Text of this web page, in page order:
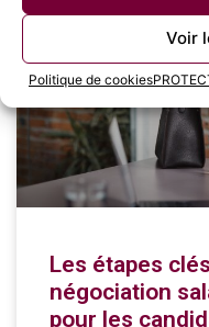
Voir
Politique de cookies
Les étapes
négociation
pour les